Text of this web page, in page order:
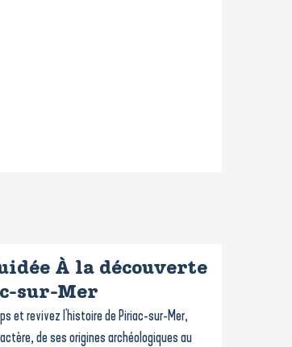
À la découverte
sur-Mer
et revivez l'histoire de Piriac-sur-Mer,
de ses origines archéologiques au